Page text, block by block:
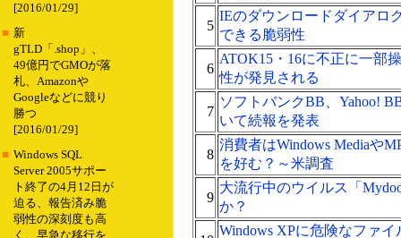
[2016/01/29]
■ 新
gTLD「.shop」、
49億円でGMOが落
札、Amazonや
Googleなどに競り
勝つ
[2016/01/29]
■ Windows SQL
Server 2005サポー
ト終了の4月12日が
迫る、報告済み脆
弱性の深刻度も高
く、早急な移行を
5
IEのダウンロードダイアロ
できる脆弱性
6
ATOK15・16に不正に一部
性が発見される
7
ソフトバンクBB、Yahoo!
いて続報を発表
8
消費者はWindows Mediaや
を好む？～米調査
9
大流行中のウイルス「
か？
Windows XPに危険なファ